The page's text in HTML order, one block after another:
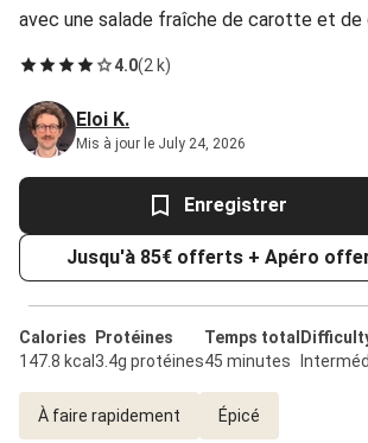
avec une salade fraîche de carotte et de
4.0(2 k)
Eloi K.
Mis à jour le July 24, 2026
Enregistrer
Jusqu'à 85€ offerts + Apéro
Calories
147.8 kcal
Protéines
3.4g protéines
Temps total
45 minutes
À faire rapidement Épicé